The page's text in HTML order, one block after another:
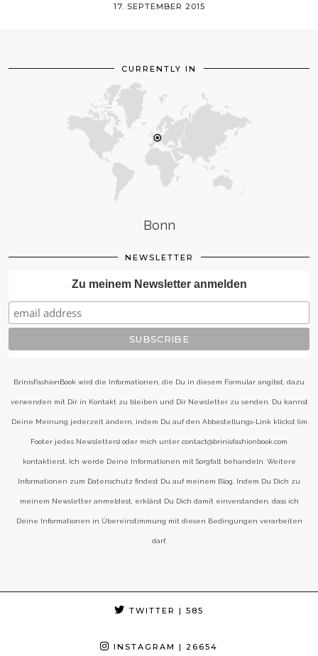
17. SEPTEMBER 2015
CURRENTLY IN
Bonn
NEWSLETTER
Zu meinem Newsletter anmelden
BrinisFashionBook wird die Informationen, die Du in diesem Formular angibst, dazu
verwenden mit Dir in Kontakt zu bleiben und Dir Newsletter zu senden. Du kannst
Deine Meinung jederzeit ändern, indem Du auf den Abbestellungs-Link klickst (im
Footer jedes Newsletters) oder mich unter contact@brinisfashionbook.com
kontaktierst. Ich werde Deine Informationen mit Sorgfalt behandeln. Weitere
Informationen zum Datenschutz findest Du auf meinem Blog. Indem Du Dich zu
meinem Newsletter anmeldest, erklärst Du Dich damit einverstanden, dass ich
Deine Informationen in Übereinstimmung mit diesen Bedingungen verarbeiten
darf.
TWITTER | 585
INSTAGRAM | 26654